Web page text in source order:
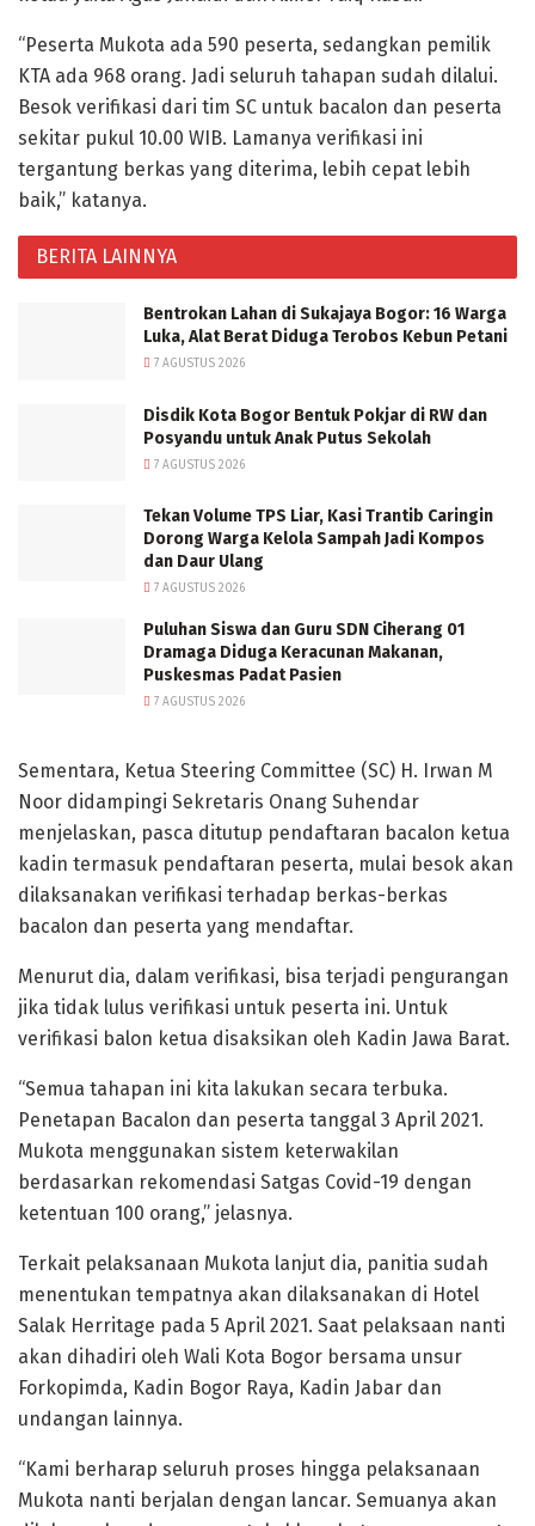
“Peserta Mukota ada 590 peserta, sedangkan pemilik
KTA ada 968 orang. Jadi seluruh tahapan sudah dilalui.
Besok verifikasi dari tim SC untuk bacalon dan peserta
sekitar pukul 10.00 WIB. Lamanya verifikasi ini
tergantung berkas yang diterima, lebih cepat lebih
baik,” katanya.
BERITA LAINNYA
Bentrokan Lahan di Sukajaya Bogor: 16 Warga
Luka, Alat Berat Diduga Terobos Kebun Petani
7 AGUSTUS 2026
Disdik Kota Bogor Bentuk Pokjar di RW dan
Posyandu untuk Anak Putus Sekolah
7 AGUSTUS 2026
Tekan Volume TPS Liar, Kasi Trantib Caringin
Dorong Warga Kelola Sampah Jadi Kompos
dan Daur Ulang
7 AGUSTUS 2026
Puluhan Siswa dan Guru SDN Ciherang 01
Dramaga Diduga Keracunan Makanan,
Puskesmas Padat Pasien
7 AGUSTUS 2026
Sementara, Ketua Steering Committee (SC) H. Irwan M
Noor didampingi Sekretaris Onang Suhendar
menjelaskan, pasca ditutup pendaftaran bacalon ketua
kadin termasuk pendaftaran peserta, mulai besok akan
dilaksanakan verifikasi terhadap berkas-berkas
bacalon dan peserta yang mendaftar.
Menurut dia, dalam verifikasi, bisa terjadi pengurangan
jika tidak lulus verifikasi untuk peserta ini. Untuk
verifikasi balon ketua disaksikan oleh Kadin Jawa Barat.
“Semua tahapan ini kita lakukan secara terbuka.
Penetapan Bacalon dan peserta tanggal 3 April 2021.
Mukota menggunakan sistem keterwakilan
berdasarkan rekomendasi Satgas Covid-19 dengan
ketentuan 100 orang,” jelasnya.
Terkait pelaksanaan Mukota lanjut dia, panitia sudah
menentukan tempatnya akan dilaksanakan di Hotel
Salak Herritage pada 5 April 2021. Saat pelaksaan nanti
akan dihadiri oleh Wali Kota Bogor bersama unsur
Forkopimda, Kadin Bogor Raya, Kadin Jabar dan
undangan lainnya.
“Kami berharap seluruh proses hingga pelaksanaan
Mukota nanti berjalan dengan lancar. Semuanya akan